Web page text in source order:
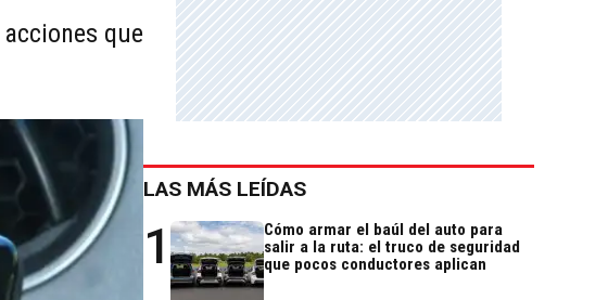
que
LAS MÁS LEÍDAS
1
Cómo armar el baúl del auto para
salir a la ruta: el truco de seguridad
que pocos conductores aplican